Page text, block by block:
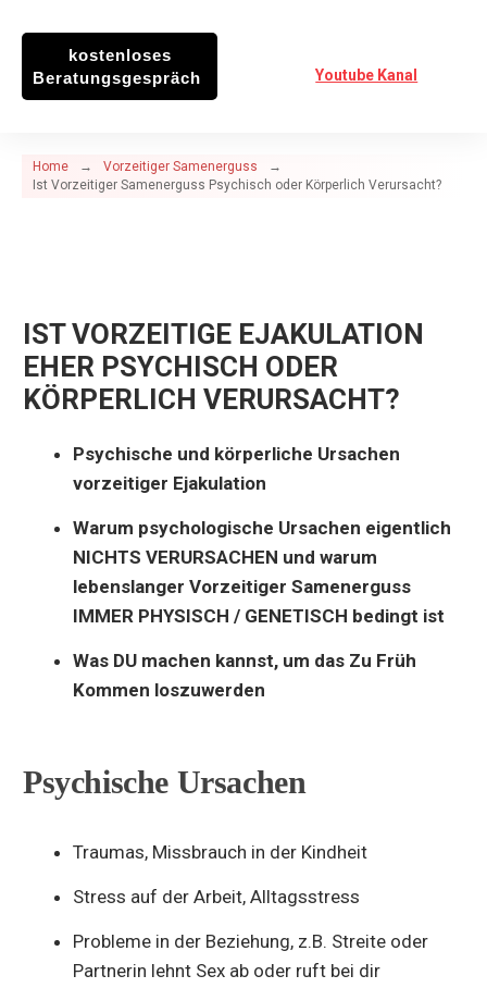
kostenloses
Beratungsgespräch
Youtube Kanal
Home → Vorzeitiger Samenerguss
→
Ist Vorzeitiger Samenerguss Psychisch oder Körperlich Verursacht?
IST VORZEITIGE EJAKULATION
EHER PSYCHISCH ODER
KÖRPERLICH VERURSACHT?
Psychische und körperliche Ursachen
vorzeitiger Ejakulation
Warum psychologische Ursachen eigentlich
NICHTS VERURSACHEN und warum
lebenslanger Vorzeitiger Samenerguss
IMMER PHYSISCH / GENETISCH bedingt ist
Was DU machen kannst, um das Zu Früh
Kommen loszuwerden
Psychische Ursachen
Traumas, Missbrauch in der Kindheit
Stress auf der Arbeit, Alltagsstress
Probleme in der Beziehung, z.B. Streite oder
Partnerin lehnt Sex ab oder ruft bei dir